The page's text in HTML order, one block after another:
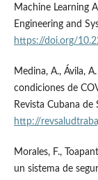
Machine Learning
Engineering and
https://doi.org/
Medina, A., Ávila,
condiciones de
Revista Cubana de
http://
Morales, F.,
un sistema de